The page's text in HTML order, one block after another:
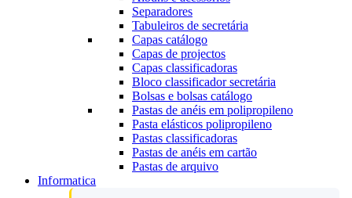
Separadores
Tabuleiros de secretária
Capas catálogo
Capas de projectos
Capas classificadoras
Bloco classificador secretária
Bolsas e bolsas catálogo
Pastas de anéis em polipropileno
Pasta elásticos polipropileno
Pastas classificadoras
Pastas de anéis em cartão
Pastas de arquivo
Informatica